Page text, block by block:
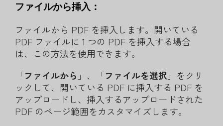
ファイルから挿入：
ファイルから PDF を挿入します。開いている
PDF ファイルに 1 つの PDF を挿入する場合
は、この方法を使用できます。
「ファイルから 」、「ファイルを選択 」をクリ
ックして、開いている PDF に挿入する PDF を
アップロードし、挿入するアップロードされた
PDF のページ範囲をカスタマイズします。